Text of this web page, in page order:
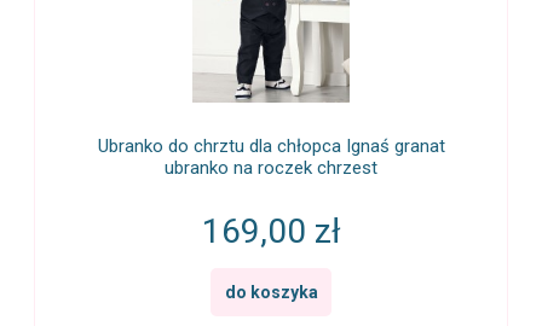
Ubranko do chrztu dla chłopca Ignaś granat
ubranko na roczek chrzest
169,00 zł
do koszyka